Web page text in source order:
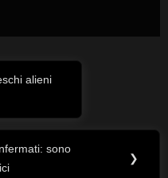
alieni
sono
❯